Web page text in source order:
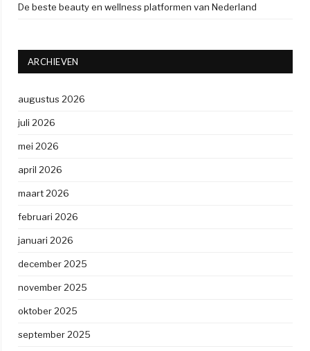
De beste beauty en wellness platformen van Nederland
ARCHIEVEN
augustus 2026
juli 2026
mei 2026
april 2026
maart 2026
februari 2026
januari 2026
december 2025
november 2025
oktober 2025
september 2025